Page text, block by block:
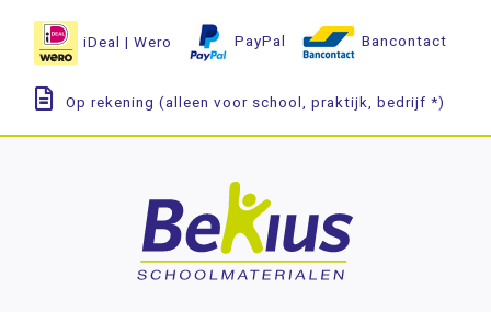
iDeal | Wero PayPal Bancontact
Op rekening (alleen voor school, praktijk, bedrijf *)